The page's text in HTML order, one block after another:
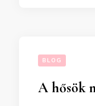
BLOG
A hősök